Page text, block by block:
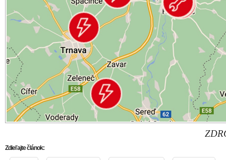
Zdieľajte článok: